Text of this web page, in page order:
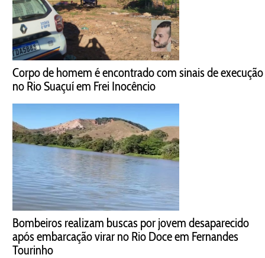
Corpo de homem é encontrado com sinais de execução
no Rio Suaçuí em Frei Inocêncio
Bombeiros realizam buscas por jovem desaparecido
após embarcação virar no Rio Doce em Fernandes
Tourinho